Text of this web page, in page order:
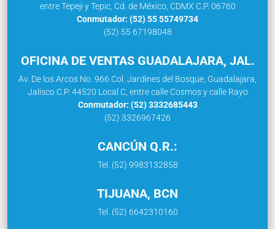
entre Tepeji y Tepic, Cd. de México, CDMX C.P. 06760
Conmutador: (52) 55 55749734
(52) 55 67198048
OFICINA DE VENTAS GUADALAJARA, JAL.
Av. De los Arcos No. 966 Col. Jardines del Bosque, Guadalajara,
Jalisco C.P. 44520 Local C, entre calle Cosmos y calle Rayo
Conmutador: (52) 3332685443
(52) 3326967426
CANCÚN Q.R.:
Tel. (52) 9983132858
TIJUANA, BCN
Tel. (52) 6642310160